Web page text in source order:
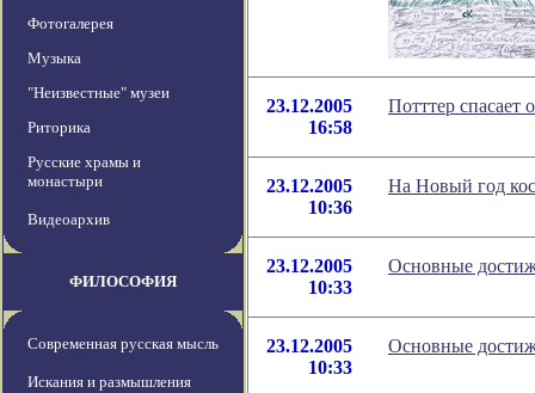
Фотогалерея
Музыка
"Неизвестные" музеи
Риторика
Русские храмы и
монастыри
Видеоархив
ФИЛОСОФИЯ
Современная русская мысль
Искания и размышления
23.12.2005
16:58
Потттер спасает
23.12.2005
10:36
На Новый год
23.12.2005
10:33
Основные
23.12.2005
10:33
Основные